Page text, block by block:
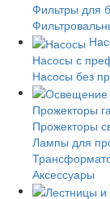
Фильтры для
Насосы с
Насосы без
Прожекторы
Прожекторы
Лампы для
Аксессуары